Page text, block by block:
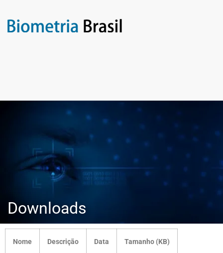
Downloads
Nome Descrição Data Tamanho (KB)